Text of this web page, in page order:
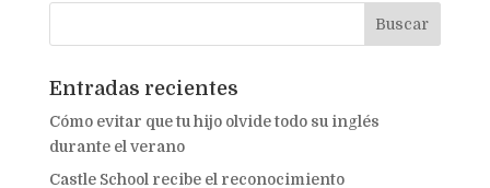
Entradas recientes
Cómo evitar que tu hijo olvide todo su inglés
durante el verano
Castle School recibe el reconocimiento